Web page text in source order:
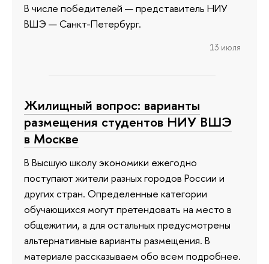
В числе победителей — представитель НИУ
ВШЭ — Санкт-Петербург.
13 июля
Жилищный вопрос: варианты
размещения студентов НИУ ВШЭ
в Москве
В Высшую школу экономики ежегодно
поступают жители разных городов России и
других стран. Определенные категории
обучающихся могут претендовать на место в
общежитии, а для остальных предусмотрены
альтернативные варианты размещения. В
материале рассказываем обо всем подробнее.